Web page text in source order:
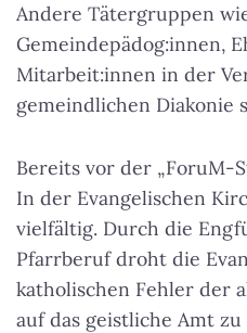
Andere Tätergruppen
Gemeindepädog:innen,
Mitarbeit:innen in der
gemeindlichen Diakonie
Bereits vor der „ForuM-
In der Evangelischen
vielfältig. Durch die
Pfarrberuf droht die
katholischen Fehler der
auf das geistliche Amt